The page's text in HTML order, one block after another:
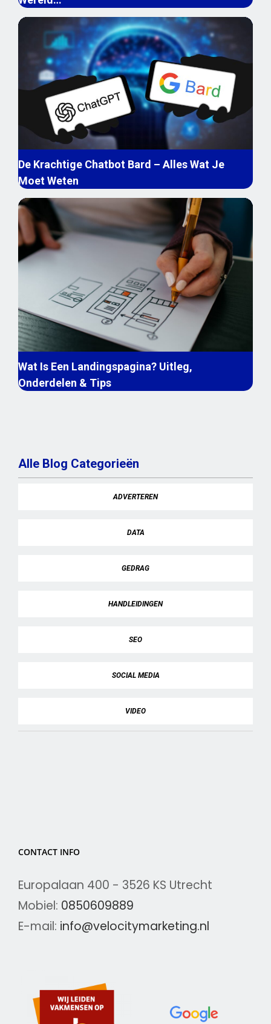
De Krachtige Chatbot Bard – Alles Wat Je
Moet Weten
Wat Is Een Landingspagina? Uitleg,
Onderdelen & Tips
Alle Blog Categorieën
ADVERTEREN
DATA
GEDRAG
HANDLEIDINGEN
SEO
SOCIAL MEDIA
VIDEO
CONTACT INFO
Europalaan 400 - 3526 KS Utrecht
Mobiel: 0850609889
E-mail: info@velocitymarketing.nl